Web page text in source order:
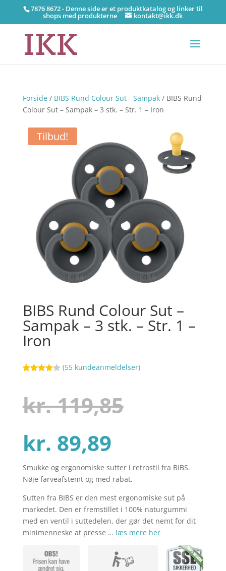
7876 8672 - Denne side er et produktkatalog og linker til
shops med produkterne kontakt@ikk.dk
Forside/ BIBS Rund Colour Sut - Sampak/ BIBS Rund
Colour Sut – Sampak – 3 stk. – Str. 1 – Iron
Tilbud!
BIBS Rund Colour Sut –
Sampak – 3 stk. – Str. 1 –
Iron
baseret
på
kundebedø
(55 kundeanmeldelser)
kr.119,85
pris
var:
kr.
kr. 89,89Den
aktuelle
pris
er:
Smukke og ergonomiske sutter i retrostil fra BIBS.
Nøje farveafstemt og med rabat.
Sutten fra BIBS er den mest ergonomiske sut på
markedet. Den er fremstillet i 100% naturgummi
med en ventil i suttedelen, der gør det nemt for dit
minimenneske at presse … læs mere her